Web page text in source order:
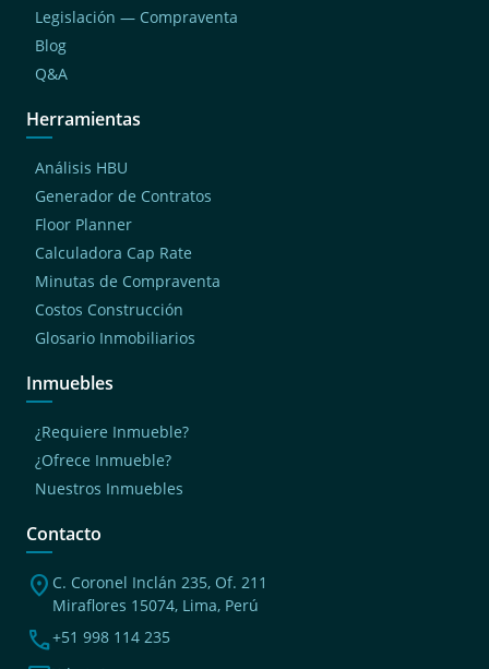
Legislación — Compraventa
Blog
Q&A
Herramientas
Análisis HBU
Generador de Contratos
Floor Planner
Calculadora Cap Rate
Minutas de Compraventa
Costos Construcción
Glosario Inmobiliarios
Inmuebles
¿Requiere Inmueble?
¿Ofrece Inmueble?
Nuestros Inmuebles
Contacto
location_on C. Coronel Inclán 235, Of. 211
Miraflores 15074, Lima, Perú
phone+51 998 114 235